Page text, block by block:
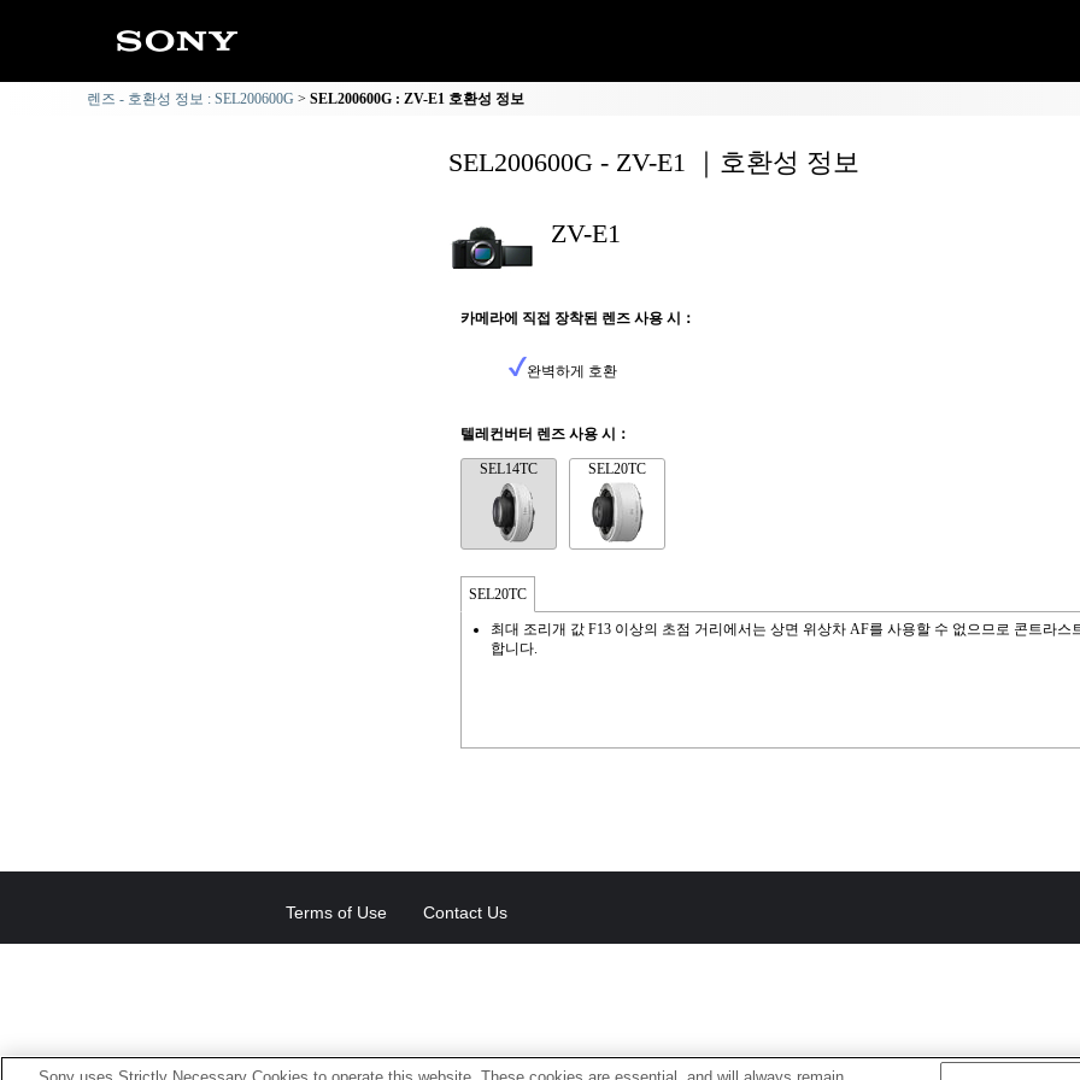
렌즈 - 호환성 정보 : SEL200600G SEL200600G : ZV-E1 호환성 정보
SEL200600G - ZV-E1 ｜호환성 정보
ZV-E1
카메라에 직접 장착된 렌즈 사용 시：
완벽하게 호환
텔레컨버터 렌즈 사용 시：
SEL14TC SEL20TC
SEL20TC
최대 조리개 값 F13 이상의 초점 거리에서는 상면 위상차 AF를 사용할 수 없으므로 콘트라스
합니다.
Terms of Use Contact Us